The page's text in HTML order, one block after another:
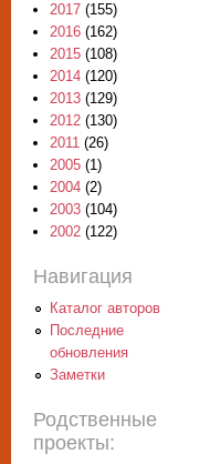
2017 (155)
2016 (162)
2015 (108)
2014 (120)
2013 (129)
2012 (130)
2011 (26)
2005 (1)
2004 (2)
2003 (104)
2002 (122)
Навигация
Каталог авторов
Последние
обновления
Заметки
Родственные
проекты: